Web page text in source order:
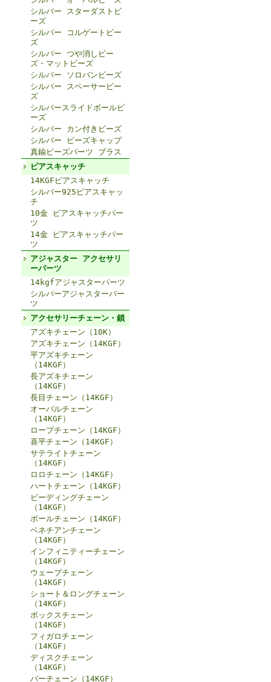
シルバー スターダストビ
ーズ
シルバー コルゲートビー
ズ
シルバー つや消しビー
ズ・マットビーズ
シルバー ソロバンビーズ
シルバー スペーサービー
ズ
シルバースライドボールビ
ーズ
シルバー カン付きビーズ
シルバー ビーズキャップ
真鍮ビーズパーツ ブラス
ピアスキャッチ
14KGFピアスキャッチ
シルバー925ピアスキャッ
チ
10金 ピアスキャッチパー
ツ
14金 ピアスキャッチパー
ツ
アジャスター アクセサリ
ーパーツ
14kgfアジャスターパーツ
シルバーアジャスターパー
ツ
アクセサリーチェーン・鎖
アズキチェーン（10K）
アズキチェーン（14KGF）
平アズキチェーン
（14KGF）
長アズキチェーン
（14KGF）
長目チェーン（14KGF）
オーバルチェーン
（14KGF）
ロープチェーン（14KGF）
喜平チェーン（14KGF）
サテライトチェーン
（14KGF）
ロロチェーン（14KGF）
ハートチェーン（14KGF）
ビーディングチェーン
（14KGF）
ボールチェーン（14KGF）
ベネチアンチェーン
（14KGF）
インフィニティーチェーン
（14KGF）
ウェーブチェーン
（14KGF）
ショート＆ロングチェーン
（14KGF）
ボックスチェーン
（14KGF）
フィガロチェーン
（14KGF）
ディスクチェーン
（14KGF）
バーチェーン（14KGF）